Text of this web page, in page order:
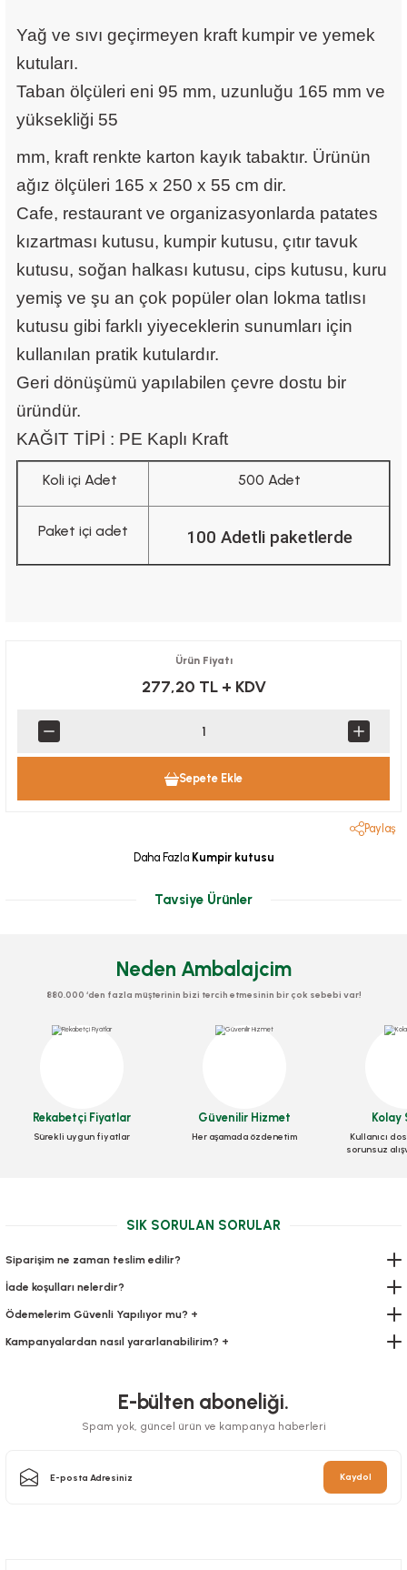
Yağ ve sıvı geçirmeyen kraft kumpir ve yemek
kutuları.
Taban ölçüleri eni 95 mm, uzunluğu 165 mm ve
yüksekliği 55
mm, kraft renkte karton kayık tabaktır. Ürünün
ağız ölçüleri 165 x 250 x 55 cm dir.
Cafe, restaurant ve organizasyonlarda patates
kızartması kutusu, kumpir kutusu, çıtır tavuk
kutusu, soğan halkası kutusu, cips kutusu, kuru
yemiş ve şu an çok popüler olan lokma tatlısı
kutusu gibi farklı yiyeceklerin sunumları için
kullanılan pratik kutulardır.
Geri dönüşümü yapılabilen çevre dostu bir
üründür.
KAĞIT TİPİ : PE Kaplı Kraft
Koli içi Adet 500 Adet
Paket içi adet 100 Adetli paketlerde
Ürün Fiyatı
277,20 TL + KDV
Sepete Ekle
Paylaş
Daha Fazla Kumpir kutusu
Tavsiye Ürünler
Yemek Seti 6 Lı Lüks Çtl,Bçk,Pçte,Kol.Mendil,Kürd 100 pkt
Stok Kodu 0552.2
Sepete Ekle
Neden Ambalajcim
880.000 ‘den fazla müşterinin bizi tercih etmesinin bir çok sebebi var!
Rekabetçi Fiyatlar
Sürekli uygun fiyatlar
Güvenilir Hizmet
Her aşamada özdenetim
Kolay
Kullanıcı
sorunsuz
SIK SORULAN SORULAR
Siparişim ne zaman teslim edilir?
İade koşulları nelerdir?
Ödemelerim Güvenli Yapılıyor mu? +
Kampanyalardan nasıl yararlanabilirim? +
E-bülten aboneliği.
Spam yok, güncel ürün ve kampanya haberleri
Kaydol